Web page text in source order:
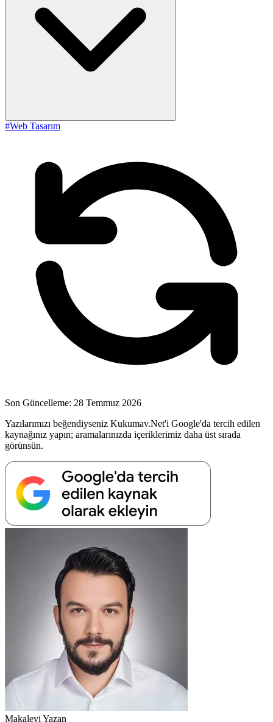
#Web Tasarım
Son Güncelleme: 28 Temmuz 2026
Yazılarımızı beğendiyseniz Kukumav.Net'i Google'da tercih edilen
kaynağınız yapın; aramalarınızda içeriklerimiz daha üst sırada
görünsün.
Makaleyi Yazan